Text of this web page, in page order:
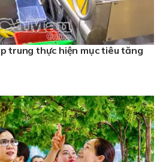
trung thực hiện mục tiêu tăng